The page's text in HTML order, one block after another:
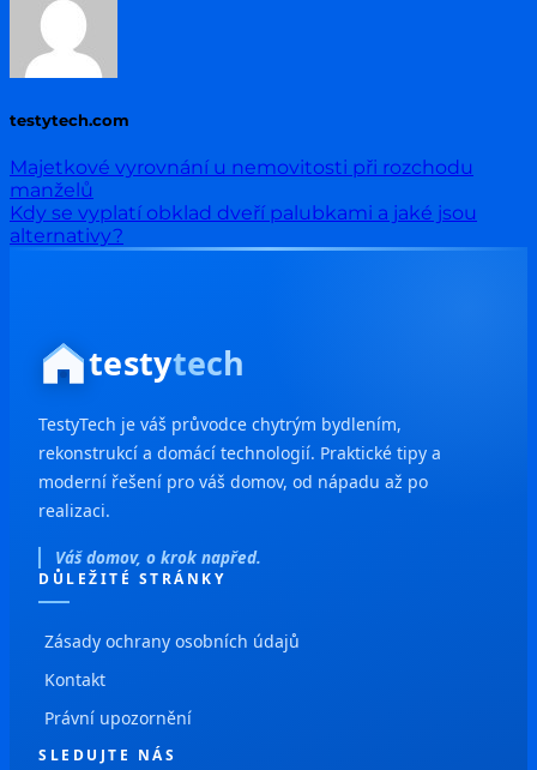
testytech.com
Majetkové vyrovnání u nemovitosti při rozchodu
manželů
Kdy se vyplatí obklad dveří palubkami a jaké jsou
alternativy?
testytech
TestyTech je váš průvodce chytrým bydlením,
rekonstrukcí a domácí technologií. Praktické tipy a
moderní řešení pro váš domov, od nápadu až po
realizaci.
Váš domov, o krok napřed.
DŮLEŽITÉ STRÁNKY
Zásady ochrany osobních údajů
Kontakt
Právní upozornění
SLEDUJTE NÁS